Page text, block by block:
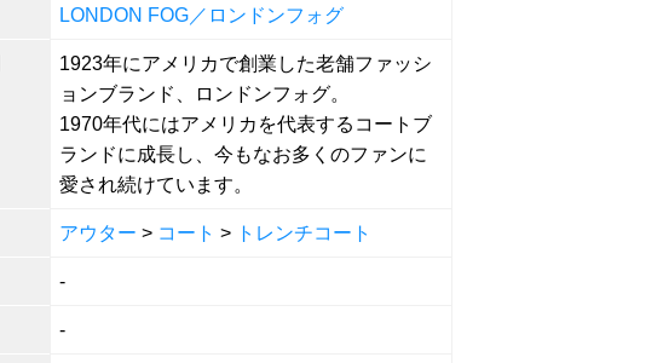
LONDON FOG／ロンドンフォグ
1923年にアメリカで創業した老舗ファッシ
ョンブランド、ロンドンフォグ。
1970年代にはアメリカを代表するコートブ
ランドに成長し、今もなお多くのファンに
愛され続けています。
アウター > コート > トレンチコート
-
-